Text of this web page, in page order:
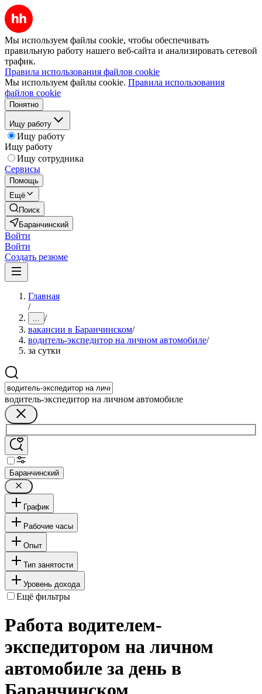
Мы используем файлы cookie, чтобы обеспечивать
правильную работу нашего веб-сайта и анализировать сетевой
трафик.
Правила использования файлов cookie
Мы используем файлы cookie. Правила использования
файлов cookie
Понятно
Ищу работу
Ищу работу
Ищу работу
Ищу сотрудника
Сервисы
Помощь
Ещё
Поиск
Баранчинский
Войти
Войти
Создать резюме
Главная
/
... /
вакансии в Баранчинском/
водитель-экспедитор на личном автомобиле/
за сутки
водитель-экспедитор на личном автомобиле
Баранчинский
График
Рабочие часы
Опыт
Тип занятости
Уровень дохода
Ещё фильтры
Работа водителем-
экспедитором на личном
автомобиле за день в